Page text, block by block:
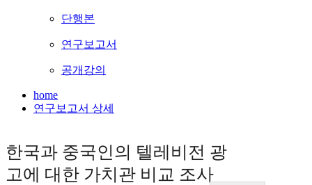
단행본
연구보고서
공개강의
home
연구보고서 상세
한국과 중국인의 텔레비전 광
고에 대한 가치관 비교 조사